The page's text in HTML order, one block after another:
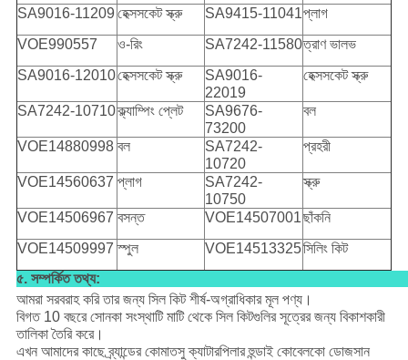
SA9016-11209 হেক্সসকেট স্ক্রু SA9415-11041প্লাগ
VOE990557
ও-রিং SA7242-11580ত্রাণ ভালভ
SA9016-12010হেক্সসকেট স্ক্রু
SA9016-
22019
হেক্সসকেট স্ক্রু
SA7242-10710ক্ল্যাম্পিং প্লেট
SA9676-
73200
বল
VOE14880998 বল
SA7242-
10720
প্রহরী
VOE14560637 প্লাগ
SA7242-
10750
স্ক্রু
VOE14506967 বসন্ত VOE14507001ছাঁকনি
VOE14509997 স্পুল VOE14513325সিলিং কিট
৫. সম্পর্কিত তথ্য:
আমরা সরবরাহ করি তার জন্য সিল কিট শীর্ষ-অগ্রাধিকার মূল পণ্য।
বিগত 10 বছরে সোনকা সংস্থাটি মাটি থেকে সিল কিটগুলির সূত্রের জন্য বিকাশকারী
তালিকা তৈরি করে।
এখন আমাদের কাছে ব্র্যান্ডের কোমাতসু ক্যাটারপিলার হুন্ডাই কোবেলকো ডোজসান